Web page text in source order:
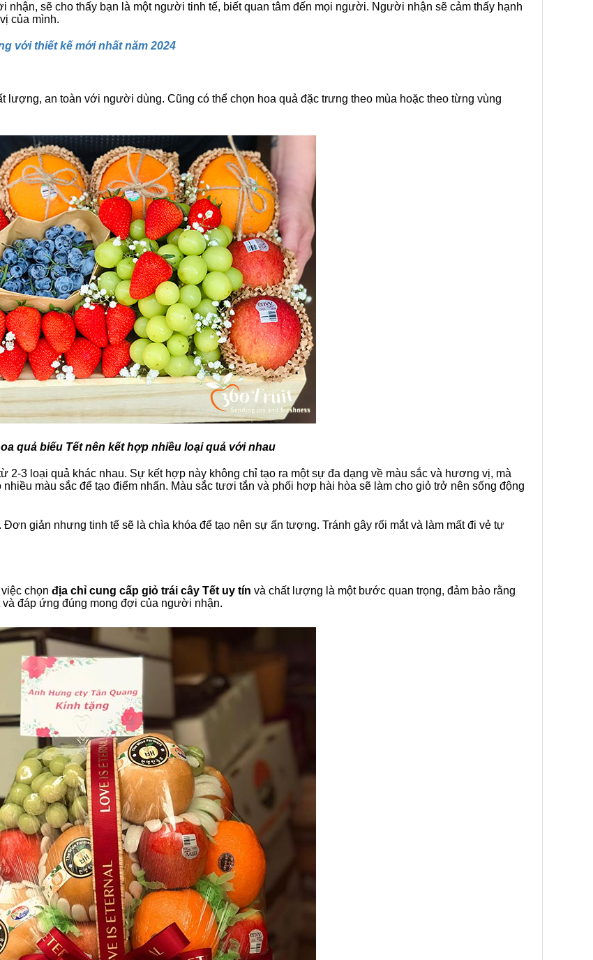
nhận, sẽ cho thấy bạn là một người tinh tế, biết quan tâm đến mọi người. Người nhận sẽ cảm thấy hạnh
của mình.
với thiết kế mới nhất năm 2024
lượng, an toàn với người dùng. Cũng có thể chọn hoa quả đặc trưng theo mùa hoặc theo từng vùng
quả biếu Tết nên kết hợp nhiều loại quả với nhau
2-3 loại quả khác nhau. Sự kết hợp này không chỉ tạo ra một sự đa dạng về màu sắc và hương vị, mà
màu sắc để tạo điểm nhấn. Màu sắc tươi tắn và phối hợp hài hòa sẽ làm cho giỏ trở nên sống động
. Đơn giản nhưng tinh tế sẽ là chìa khóa để tạo nên sự ấn tượng. Tránh gây rối mắt và làm mất đi vẻ tự
việc chọn địa chỉ cung cấp giỏ trái cây Tết uy tín và chất lượng là một bước quan trọng, đảm bảo rằng
đáp ứng đúng mong đợi của người nhận.